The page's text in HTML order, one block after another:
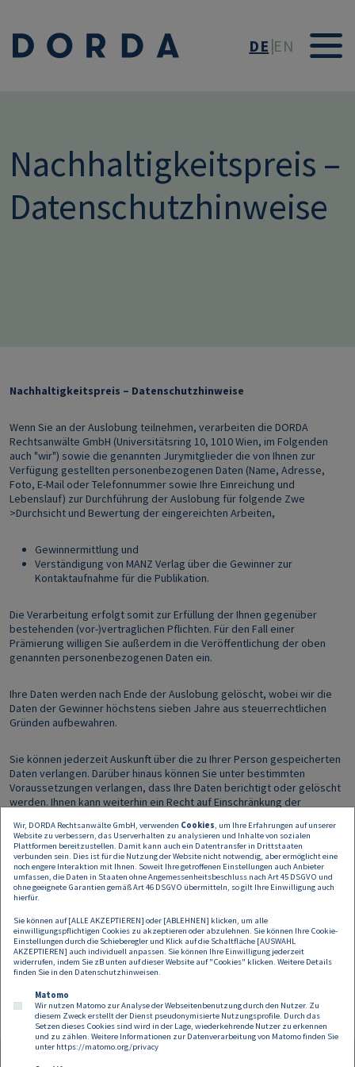
DE EN
Nachhaltigkeitspreis –
Datenschutzhinweise
Nachhaltigkeitspreis – Datenschutzhinweise
Wenn Sie an der Auslobung teilnehmen, verarbeiten die DORDA
Rechtsanwälte GmbH (Universitätsring 10, 1010 Wien, im Folgenden
auch "wir") sowie die genannten Jurymitglieder die von Ihnen zur
Verfügung gestellten personenbezogenen Daten (Name, Adresse,
Foto, E-Mail oder Telefonnummer sowie Ihre Einreichung und
Lebenslauf) zur Durchführung der Auslobung für folgende Zwe
>Durchsicht und Bewertung der eingereichten Arbeiten,
Gewinnermittlung und
Verständigung von MANZ Verlag über die Gewinner zur
Kontaktaufnahme für die Publikation.
Die Verarbeitung erfolgt somit zur Erfüllung der Ihnen gegenüber
bestehenden (vor-)vertraglichen Pflichten. Für den Fall einer
Prämierung willigen Sie außerdem in die Veröffentlichung der oben
genannten personenbezogenen Daten ein.
Ihre Daten werden nach Ende der Auslobung gelöscht, wobei wir die
Daten der Gewinner höchstens sieben Jahre aus steuerrechtlichen
Gründen aufbewahren.
Sie können jederzeit Auskunft über die zu Ihrer Person gespeicherten
Daten verlangen. Darüber hinaus können Sie unter bestimmten
Voraussetzungen verlangen, dass Ihre Daten berichtigt oder gelöscht
werden. Ihnen kann weiterhin ein Recht auf Einschränkung der
Ihnen bereitgestellten Daten in einem strukturierten, gängigen und
maschinenlesbaren Format zustehen. Auch können Sie gegen eine
Datenverarbeitung Widerspruch erheben. Außerdem können Sie eine
erteilte Einwilligung jederzeit ohne Grund widerrufen, um die
Weiterverwendung Ihrer personenbezogenen Daten, die aufgrund
einer Einwilligungserklärung erhoben und verwendet wurden, zu
verhindern.
Bei Fragen können Sie sich jederzeit bei unserem
Datenschutzbeauftragten unternino.tlapak@dorda.atmelden. Sie
Datenschutzbehörde (Barichgasse 40-42, 1030 Wien) wenden.
Wir, DORDA Rechtsanwälte GmbH, verwenden Cookies, um Ihre Erfahrungen auf unserer
Website zu verbessern, das Userverhalten zu analysieren und Inhalte von sozialen
Plattformen bereitzustellen. Damit kann auch ein Datentransfer in Drittstaaten
verbunden sein. Dies ist für die Nutzung der Website nicht notwendig, aber ermöglicht eine
noch engere Interaktion mit Ihnen. Soweit Ihre getroffenen Einstellungen auch Anbieter
umfassen, die Daten in Staaten ohne Angemessenheitsbeschluss nach Art 45 DSGVO und
ohne geeignete Garantien gemäß Art 46 DSGVO übermitteln, so gilt Ihre Einwilligung auch
hierfür.
Sie können auf [ALLE AKZEPTIEREN] oder [ABLEHNEN] klicken, um alle
einwilligungspflichtigen Cookies zu akzeptieren oder abzulehnen. Sie können Ihre Cookie-
Einstellungen durch die Schieberegler und Klick auf die Schaltfläche [AUSWAHL
AKZEPTIEREN] auch individuell anpassen. Sie können Ihre Einwilligung jederzeit
widerrufen, indem Sie zB unten auf dieser Website auf "Cookies" klicken. Weitere Details
finden Sie in den Datenschutzhinweisen.
Matomo
Wir nutzen Matomo zur Analyse der Webseitenbenutzung durch den Nutzer. Zu
diesem Zweck erstellt der Dienst pseudonymisierte Nutzungsprofile. Durch das
Setzen dieses Cookies sind wird in der Lage, wiederkehrende Nutzer zu erkennen
und zu zählen. Weitere Informationen zur Datenverarbeitung von Matomo finden Sie
unter https://matomo.org/privacy